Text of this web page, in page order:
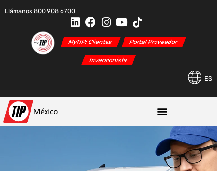
Llámanos 800 908 6700
MyTIP: Clientes Portal Proveedor
Inversionista
ES